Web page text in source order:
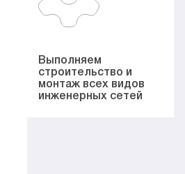
Выполняем
строительство и
монтаж всех видов
инженерных сетей